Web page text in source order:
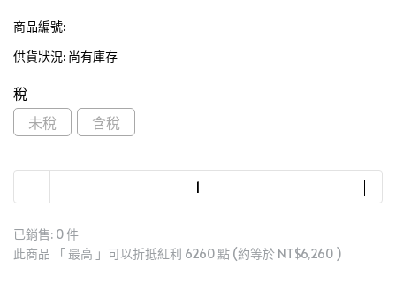
商品編號:
供貨狀況: 尚有庫存
稅
未稅
含稅
已銷售: 0 件
此商品 「 最高 」可以折抵紅利 6260 點 (約等於 NT$6,260 )